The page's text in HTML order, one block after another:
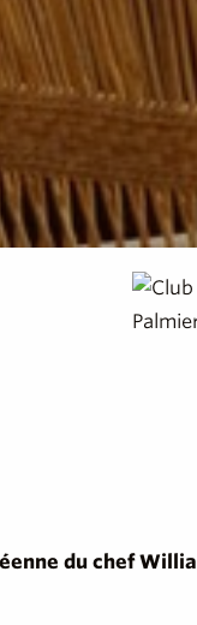
du chef